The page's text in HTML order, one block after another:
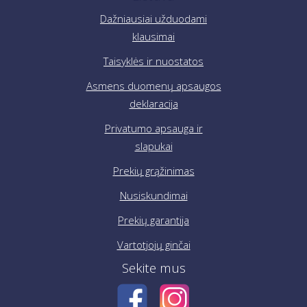
Dažniausiai užduodami
klausimai
Taisyklės ir nuostatos
Asmens duomenų apsaugos
deklaracija
Privatumo apsauga ir
slapukai
Prekių grąžinimas
Nusiskundimai
Prekių garantija
Vartotjojų ginčai
Sekite mus